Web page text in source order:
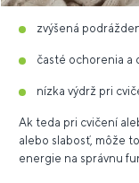
zvýšená
časté ochorenia a
nízka výdrž pri
Ak teda pri cvičení
alebo slabosť, môže
energie na správnu